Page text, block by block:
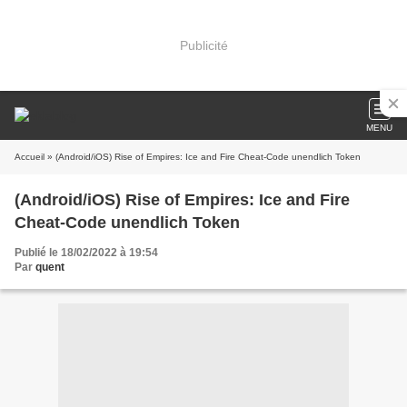
Publicité
MENU
Accueil » (Android/iOS) Rise of Empires: Ice and Fire Cheat-Code unendlich Token
(Android/iOS) Rise of Empires: Ice and Fire
Cheat-Code unendlich Token
Publié le 18/02/2022 à 19:54
Par quent